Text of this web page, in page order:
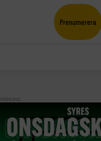
Prenumerera
ANNONS